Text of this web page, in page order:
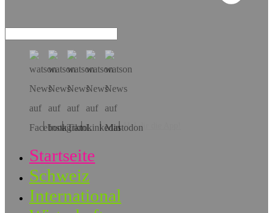
Hol dir die App!
Startseite
Schweiz
International